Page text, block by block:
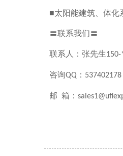
■太阳能建筑、体化
〓联系我们〓
联系人：张先生
咨询QQ ： 537402178
邮 箱：